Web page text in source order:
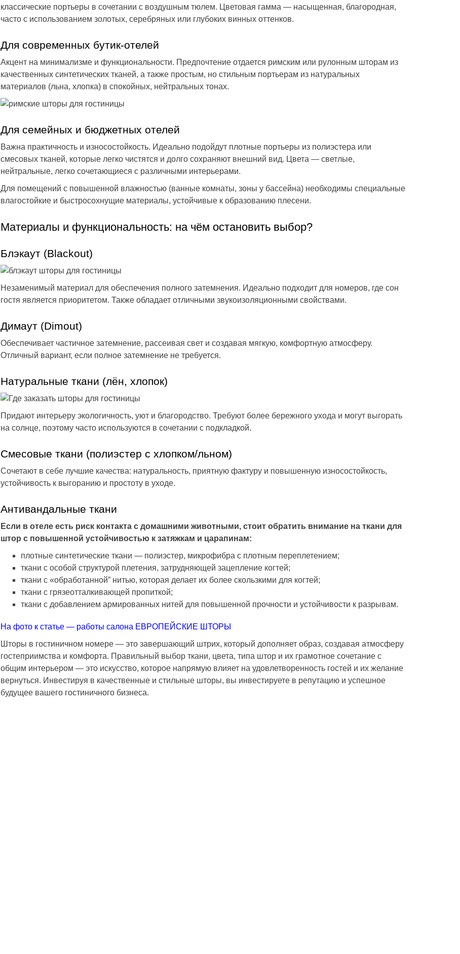
классические портьеры в сочетании с воздушным тюлем. Цветовая гамма — насыщенная, благородная,
часто с использованием золотых, серебряных или глубоких винных оттенков.
Для современных бутик-отелей
Акцент на минимализме и функциональности. Предпочтение отдается римским или рулонным шторам из
качественных синтетических тканей, а также простым, но стильным портьерам из натуральных
материалов (льна, хлопка) в спокойных, нейтральных тонах.
Для семейных и бюджетных отелей
Важна практичность и износостойкость. Идеально подойдут плотные портьеры из полиэстера или
смесовых тканей, которые легко чистятся и долго сохраняют внешний вид. Цвета — светлые,
нейтральные, легко сочетающиеся с различными интерьерами.
Для помещений с повышенной влажностью (ванные комнаты, зоны у бассейна) необходимы специальные
влагостойкие и быстросохнущие материалы, устойчивые к образованию плесени.
Материалы и функциональность: на чём остановить выбор?
Блэкаут (Blackout)
Незаменимый материал для обеспечения полного затемнения. Идеально подходит для номеров, где сон
гостя является приоритетом. Также обладает отличными звукоизоляционными свойствами.
Димаут (Dimout)
Обеспечивает частичное затемнение, рассеивая свет и создавая мягкую, комфортную атмосферу.
Отличный вариант, если полное затемнение не требуется.
Натуральные ткани (лён, хлопок)
Придают интерьеру экологичность, уют и благородство. Требуют более бережного ухода и могут выгорать
на солнце, поэтому часто используются в сочетании с подкладкой.
Смесовые ткани (полиэстер с хлопком/льном)
Сочетают в себе лучшие качества: натуральность, приятную фактуру и повышенную износостойкость,
устойчивость к выгоранию и простоту в уходе.
Антивандальные ткани
Если в отеле есть риск контакта с домашними животными, стоит обратить внимание на ткани для
штор с повышенной устойчивостью к затяжкам и царапинам:
плотные синтетические ткани — полиэстер, микрофибра с плотным переплетением;
ткани с особой структурой плетения, затрудняющей зацепление когтей;
ткани с «обработанной” нитью, которая делает их более скользкими для когтей;
ткани с грязеотталкивающей пропиткой;
ткани с добавлением армированных нитей для повышенной прочности и устойчивости к разрывам.
На фото к статье — работы салона ЕВРОПЕЙСКИЕ ШТОРЫ
Шторы в гостиничном номере — это завершающий штрих, который дополняет образ, создавая атмосферу
гостеприимства и комфорта. Правильный выбор ткани, цвета, типа штор и их грамотное сочетание с
общим интерьером — это искусство, которое напрямую влияет на удовлетворенность гостей и их желание
вернуться. Инвестируя в качественные и стильные шторы, вы инвестируете в репутацию и успешное
будущее вашего гостиничного бизнеса.